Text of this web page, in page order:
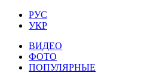
РУС
УКР
ВИДЕО
ФОТО
ПОПУЛЯРНЫЕ